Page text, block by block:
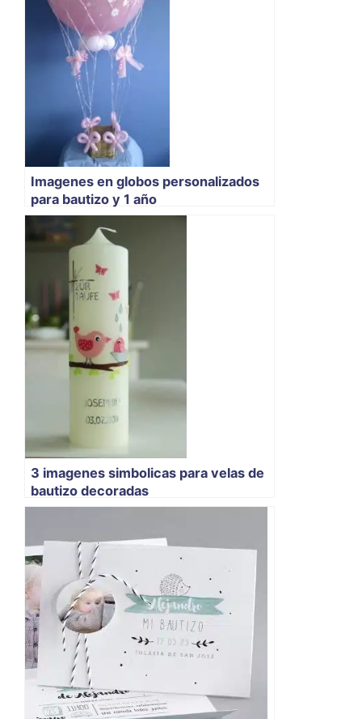
Imagenes en globos personalizados
para bautizo y 1 año
3 imagenes simbolicas para velas de
bautizo decoradas